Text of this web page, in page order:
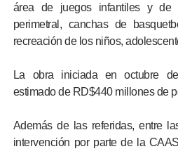
área de juegos infantiles y de
perimetral, canchas de
recreación de los niños,
La obra iniciada en octubre
estimado de RD$440 millones de
Además de las referidas, entre
intervención por parte de la